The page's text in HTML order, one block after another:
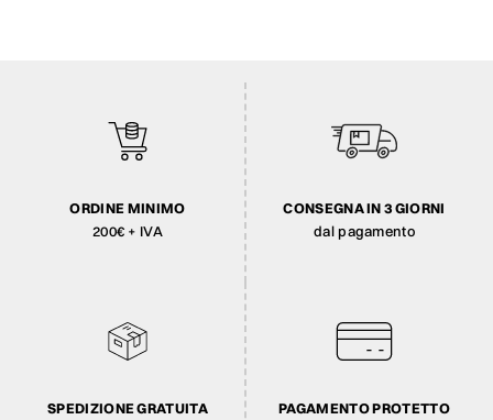
ORDINE MINIMO
200€ + IVA
CONSEGNA IN 3 GIORNI
dal pagamento
SPEDIZIONE GRATUITA
PAGAMENTO PROTETTO